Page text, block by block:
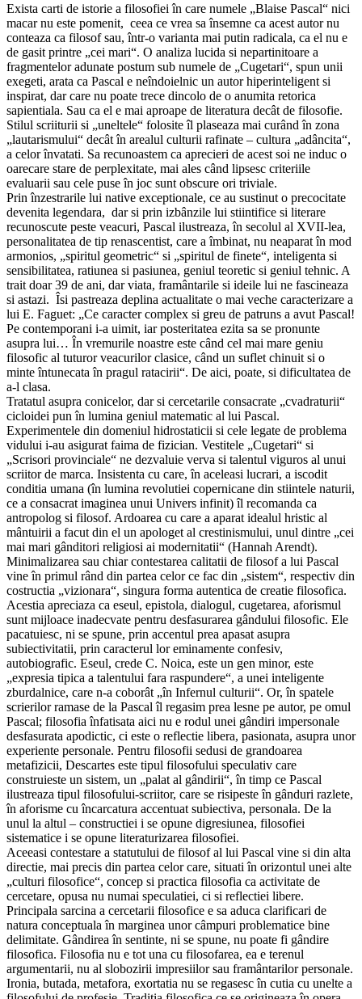
Exista carti de istorie a filosofiei în care numele „Blaise Pascal“ nici
macar nu este pomenit, ceea ce vrea sa însemne ca acest autor nu
conteaza ca filosof sau, într-o varianta mai putin radicala, ca el nu e
de gasit printre „cei mari“. O analiza lucida si nepartinitoare a
fragmentelor adunate postum sub numele de „Cugetari“, spun unii
exegeti, arata ca Pascal e neîndoielnic un autor hiperinteligent si
inspirat, dar care nu poate trece dincolo de o anumita retorica
sapientiala. Sau ca el e mai aproape de literatura decât de filosofie.
Stilul scriiturii si „uneltele“ folosite îl plaseaza mai curând în zona
„lautarismului“ decât în arealul culturii rafinate – cultura „adâncita“,
a celor învatati. Sa recunoastem ca aprecieri de acest soi ne induc o
oarecare stare de perplexitate, mai ales când lipsesc criteriile
evaluarii sau cele puse în joc sunt obscure ori triviale.
Prin înzestrarile lui native exceptionale, ce au sustinut o precocitate
devenita legendara, dar si prin izbânzile lui stiintifice si literare
recunoscute peste veacuri, Pascal ilustreaza, în secolul al XVII-lea,
personalitatea de tip renascentist, care a îmbinat, nu neaparat în mod
armonios, „spiritul geometric“ si „spiritul de finete“, inteligenta si
sensibilitatea, ratiunea si pasiunea, geniul teoretic si geniul tehnic. A
trait doar 39 de ani, dar viata, framântarile si ideile lui ne fascineaza
si astazi. Îsi pastreaza deplina actualitate o mai veche caracterizare a
lui E. Faguet: „Ce caracter complex si greu de patruns a avut Pascal!
Pe contemporani i-a uimit, iar posteritatea ezita sa se pronunte
asupra lui… În vremurile noastre este când cel mai mare geniu
filosofic al tuturor veacurilor clasice, când un suflet chinuit si o
minte întunecata în pragul ratacirii“. De aici, poate, si dificultatea de
a-l clasa.
Tratatul asupra conicelor, dar si cercetarile consacrate „cvadraturii“
cicloidei pun în lumina geniul matematic al lui Pascal.
Experimentele din domeniul hidrostaticii si cele legate de problema
vidului i-au asigurat faima de fizician. Vestitele „Cugetari“ si
„Scrisori provinciale“ ne dezvaluie verva si talentul viguros al unui
scriitor de marca. Insistenta cu care, în aceleasi lucrari, a iscodit
conditia umana (în lumina revolutiei copernicane din stiintele naturii,
ce a consacrat imaginea unui Univers infinit) îl recomanda ca
antropolog si filosof. Ardoarea cu care a aparat idealul hristic al
mântuirii a facut din el un apologet al crestinismului, unul dintre „cei
mai mari gânditori religiosi ai modernitatii“ (Hannah Arendt).
Minimalizarea sau chiar contestarea calitatii de filosof a lui Pascal
vine în primul rând din partea celor ce fac din „sistem“, respectiv din
costructia „vizionara“, singura forma autentica de creatie filosofica.
Acestia apreciaza ca eseul, epistola, dialogul, cugetarea, aforismul
sunt mijloace inadecvate pentru desfasurarea gândului filosofic. Ele
pacatuiesc, ni se spune, prin accentul prea apasat asupra
subiectivitatii, prin caracterul lor eminamente confesiv,
autobiografic. Eseul, crede C. Noica, este un gen minor, este
„expresia tipica a talentului fara raspundere“, a unei inteligente
zburdalnice, care n-a coborât „în Infernul culturii“. Or, în spatele
scrierilor ramase de la Pascal îl regasim prea lesne pe autor, pe omul
Pascal; filosofia înfatisata aici nu e rodul unei gândiri impersonale
desfasurata apodictic, ci este o reflectie libera, pasionata, asupra unor
experiente personale. Pentru filosofii sedusi de grandoarea
metafizicii, Descartes este tipul filosofului speculativ care
construieste un sistem, un „palat al gândirii“, în timp ce Pascal
ilustreaza tipul filosofului-scriitor, care se risipeste în gânduri razlete,
în aforisme cu încarcatura accentuat subiectiva, personala. De la
unul la altul – constructiei i se opune digresiunea, filosofiei
sistematice i se opune literaturizarea filosofiei.
Aceeasi contestare a statutului de filosof al lui Pascal vine si din alta
directie, mai precis din partea celor care, situati în orizontul unei alte
„culturi filosofice“, concep si practica filosofia ca activitate de
cercetare, opusa nu numai speculatiei, ci si reflectiei libere.
Principala sarcina a cercetarii filosofice e sa aduca clarificari de
natura conceptuala în marginea unor câmpuri problematice bine
delimitate. Gândirea în sentinte, ni se spune, nu poate fi gândire
filosofica. Filosofia nu e tot una cu filosofarea, ea e terenul
argumentarii, nu al slobozirii impresiilor sau framântarilor personale.
Ironia, butada, metafora, exortatia nu se regasesc în cutia cu unelte a